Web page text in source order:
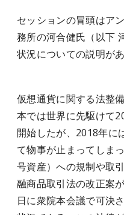
セッションの冒頭はア
務所の河合健氏（以下
状況についての説明があ
仮想通貨に関する法整
本では世界に先駆けて
開始したが、2018年に
て物事が止まってしま
号資産）への規制や取
融商品取引法の改正案
日に衆院本会議で可決